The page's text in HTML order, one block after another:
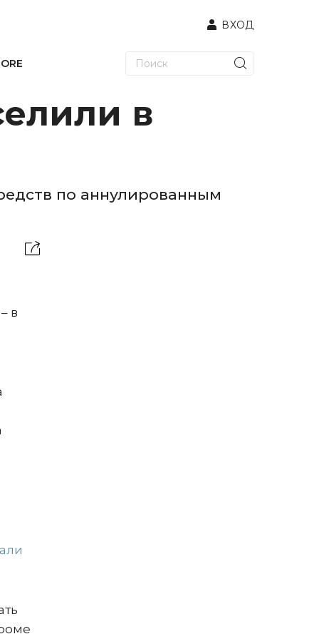
ВХОД
в
по аннулированным
в